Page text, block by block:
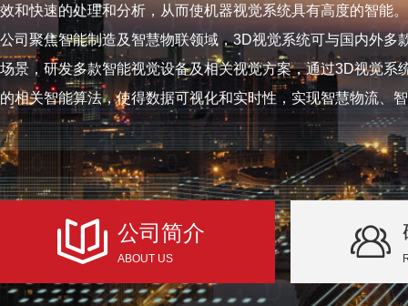
效和快速的处理和分析，从而使机器视觉系统具有高度的智能
公司聚焦智能制造及智慧物联领域，3D视觉系统可与国内外
场景，研发多款智能视觉设备及相关视觉方案，通过3D视觉
的相关智能算法，使得数据可视化和实时性，实现智慧物流、
公司简介
ABOUT US